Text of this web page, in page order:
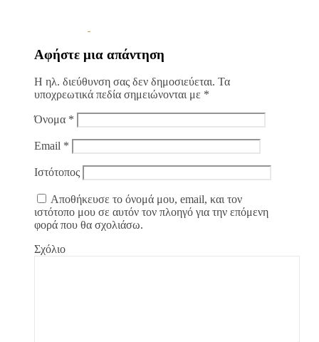
Αφήστε μια απάντηση
Η ηλ. διεύθυνση σας δεν δημοσιεύεται. Τα
υποχρεωτικά πεδία σημειώνονται με *
Όνομα *
Email *
Ιστότοπος
Αποθήκευσε το όνομά μου, email, και τον
ιστότοπο μου σε αυτόν τον πλοηγό για την επόμενη
φορά που θα σχολιάσω.
Σχόλιο